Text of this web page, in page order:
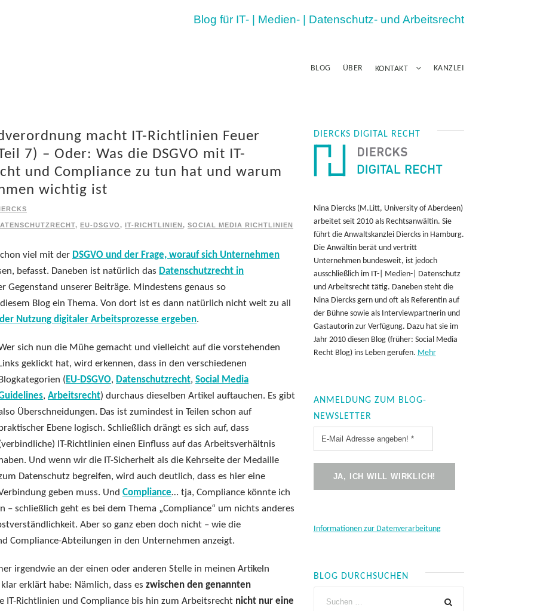
Blog für IT- | Medien- | Datenschutz- und Arbeitsrecht
BLOG ÜBER KONTAKT KANZLEI
macht IT-Richtlinien Feuer
7) – Oder: Was die DSGVO mit IT-
und Compliance zu tun hat und warum
wichtig ist
, EU-DSGVO, IT-RICHTLINIEN, SOCIAL MEDIA RICHTLINIEN
viel mit der DSGVO und der Frage, worauf sich Unternehmen
befasst. Daneben ist natürlich das Datenschutzrecht in
Gegenstand unserer Beiträge. Mindestens genaus so
Blog ein Thema. Von dort ist es dann natürlich nicht weit zu all
Nutzung digitaler Arbeitsprozesse ergeben.
sich nun die Mühe gemacht und vielleicht auf die vorstehenden
Links geklickt hat, wird erkennen, dass in den verschiedenen
Blogkategorien ( EU-DSGVO, Datenschutzrecht, Social Media
, Arbeitsrecht) durchaus dieselben Artikel auftauchen. Es gibt
Überschneidungen. Das ist zumindest in Teilen schon auf
Ebene logisch. Schließlich drängt es sich auf, dass
IT-Richtlinien einen Einfluss auf das Arbeitsverhältnis
haben. Und wenn wir die IT-Sicherheit als die Kehrseite der Medaille
Datenschutz begreifen, wird auch deutlich, dass es hier eine
geben muss. Und Compliance… tja, Compliance könnte ich
schließlich geht es bei dem Thema „Compliance“ um nichts anderes
Aber so ganz eben doch nicht – wie die
Compliance-Abteilungen in den Unternehmen anzeigt.
irgendwie an der einen oder anderen Stelle in meinen Artikeln
erklärt habe: Nämlich, dass es zwischen den genannten
IT-Richtlinien und Compliance bis hin zum Arbeitsrecht nicht nur eine
DIERCKS DIGITAL RECHT
Nina Diercks (M.Litt, University of Aberdeen)
arbeitet seit 2010 als Rechtsanwältin. Sie
führt die Anwaltskanzlei Diercks in Hamburg.
Die Anwältin berät und vertritt
Unternehmen bundesweit, ist jedoch
ausschließlich im IT-| Medien-| Datenschutz
und Arbeitsrecht tätig. Daneben steht die
Nina Diercks gern und oft als Referentin auf
der Bühne sowie als Interviewpartnerin und
Gastautorin zur Verfügung. Dazu hat sie im
Jahr 2010 diesen Blog (früher: Social Media
Recht Blog) ins Leben gerufen. Mehr
ANMELDUNG ZUM BLOG-
NEWSLETTER
Informationen zur Datenverarbeitung
BLOG DURCHSUCHEN